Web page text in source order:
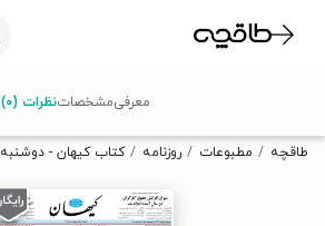
تخفیف از طاقچه دریافت کن.
طاقچه مطبوعات روزنامه کتاب کیهان - دوشنبه ۲۵ اسفند ۱۳۹۹
معرفیمشخصاتنظرات (۰)